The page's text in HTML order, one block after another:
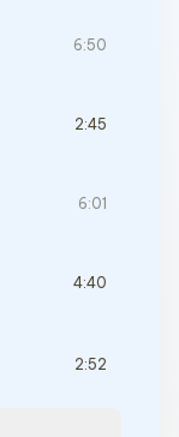
6:50
2:45
6:01
4:40
2:52